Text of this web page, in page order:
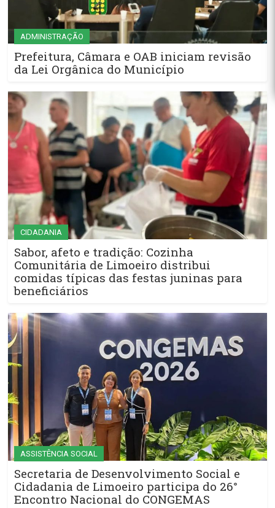
ADMINISTRAÇÃO
Prefeitura, Câmara e OAB iniciam revisão
da Lei Orgânica do Município
CIDADANIA
Sabor, afeto e tradição: Cozinha
Comunitária de Limoeiro distribui
comidas típicas das festas juninas para
beneficiários
ASSISTÊNCIA SOCIAL
Secretaria de Desenvolvimento Social e
Cidadania de Limoeiro participa do 26°
Encontro Nacional do CONGEMAS